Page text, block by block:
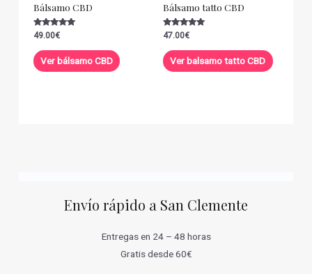
Bálsamo CBD
Valorado con
de 5
49.00€
Ver bálsamo CBD
Bálsamo tatto CBD
Valorado con
de 5
47.00€
Ver balsamo tatto CBD
Envío rápido a San Clemente
Entregas en 24 – 48 horas
Gratis desde 60€